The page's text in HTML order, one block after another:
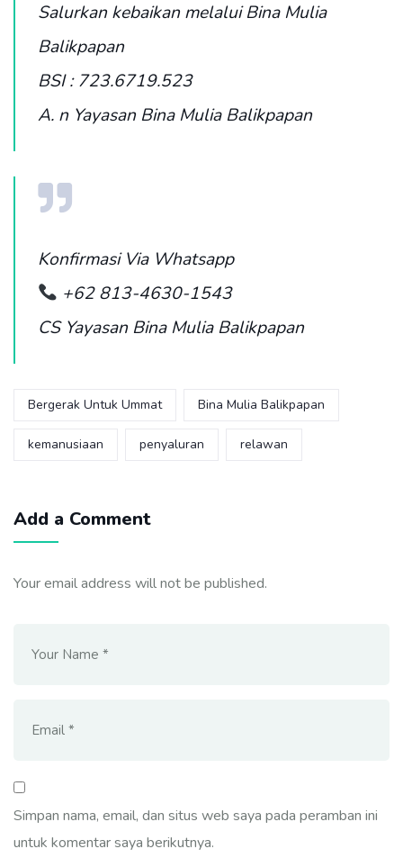
Salurkan kebaikan melalui Bina Mulia
Balikpapan
BSI : 723.6719.523
A. n Yayasan Bina Mulia Balikpapan
Konfirmasi Via Whatsapp
+62 813-4630-1543
CS Yayasan Bina Mulia Balikpapan
Bergerak Untuk Ummat Bina Mulia Balikpapan
kemanusiaan penyaluran relawan
Add a Comment
Your email address will not be published.
Simpan nama, email, dan situs web saya pada peramban ini
untuk komentar saya berikutnya.